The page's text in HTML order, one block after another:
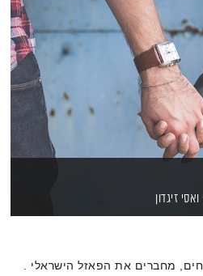
ואסי זיגדון
מחברים את הפאזל הישראלי .